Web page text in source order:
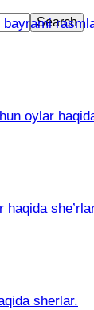
bayrami
oylar
haqida
sherlar.